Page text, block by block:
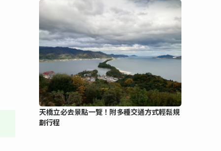
天橋立必去景點一覽！附多種交通方式輕鬆規
劃行程